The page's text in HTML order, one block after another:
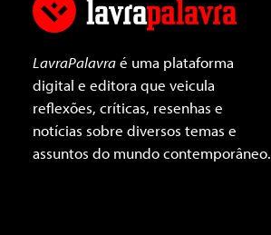
LavraPalavraé uma plataforma
digital e editora que veicula
reflexões, críticas, resenhas e
notícias sobre diversos temas e
assuntos do mundo contemporâneo.